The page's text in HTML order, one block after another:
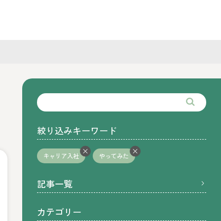
絞り込みキーワード
キャリア入社 やってみた
記事一覧
カテゴリー